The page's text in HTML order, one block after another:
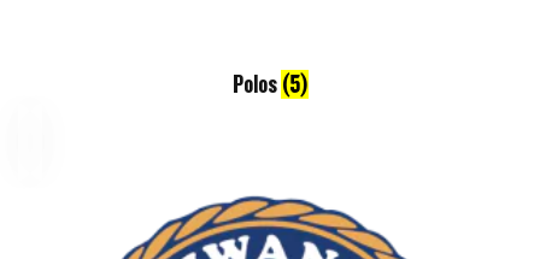
Polos (5)